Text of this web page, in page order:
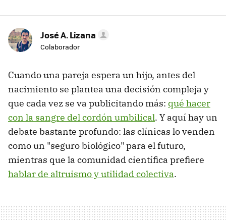
José A. Lizana
Colaborador
Cuando una pareja espera un hijo, antes del
nacimiento se plantea una decisión compleja y
que cada vez se va publicitando más: qué hacer
con la sangre del cordón umbilical. Y aquí hay un
debate bastante profundo: las clínicas lo venden
como un "seguro biológico" para el futuro,
mientras que la comunidad científica prefiere
hablar de altruismo y utilidad colectiva.